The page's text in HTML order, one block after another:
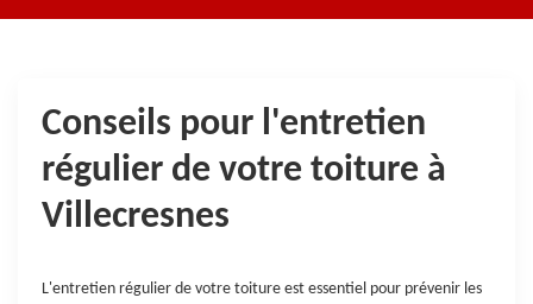
Conseils pour l'entretien
régulier de votre toiture à
Villecresnes
L'entretien régulier de votre toiture est essentiel pour prévenir les